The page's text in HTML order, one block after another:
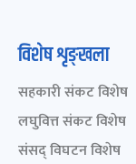
विशेष शृङ्खला
सहकारी संकट विशेष
लघुवित्त संकट विशेष
संसद् विघटन विशेष